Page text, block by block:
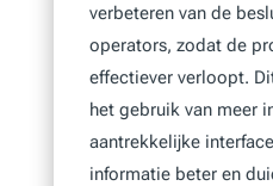
verbeteren van de
operators, zodat de
effectiever verloopt.
het gebruik van meer
aantrekkelijke
informatie beter en